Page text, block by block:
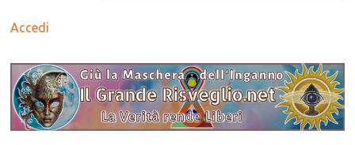
Accedi